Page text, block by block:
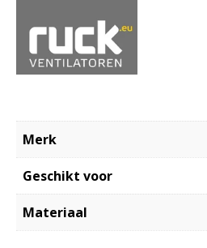
Merk
Geschikt voor
Materiaal